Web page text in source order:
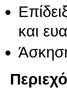
και